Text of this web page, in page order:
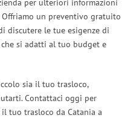
per ulteriori informazioni
un preventivo gratuito
discutere le tue esigenze di
si adatti al tuo budget e
sia il tuo trasloco,
Contattaci oggi per
tuo trasloco da Catania a